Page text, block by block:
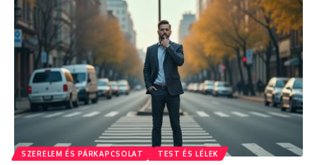
SZERELEM ÉS PÁRKAPCSOLAT TEST ÉS LÉLEK